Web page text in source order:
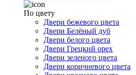
По цвету
Двери бежевого цвета
Двери Белёный дуб
Двери белого цвета
Двери Грецкий орех
Двери зеленого цвета
Двери коричневого цвета